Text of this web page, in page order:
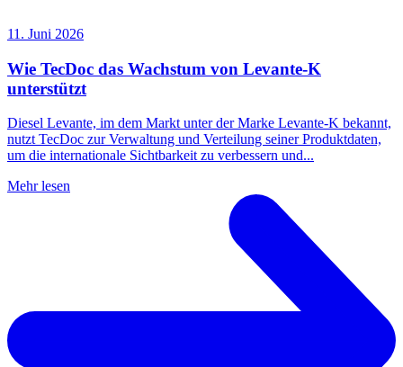
11. Juni 2026
Wie TecDoc das Wachstum von Levante-K
unterstützt
Diesel Levante, im dem Markt unter der Marke Levante-K bekannt,
nutzt TecDoc zur Verwaltung und Verteilung seiner Produktdaten,
um die internationale Sichtbarkeit zu verbessern und...
Mehr lesen